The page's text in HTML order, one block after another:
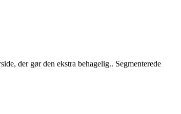
der gør den ekstra behagelig.. Segmenterede